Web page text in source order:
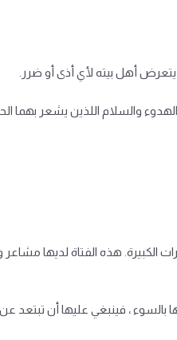
أهل بيته لأي أذى أو ضرر.
والسلام اللذين يشعر بهما
هذه الفتاة لديها مشاعر
بالسوء ، فينبغي عليها أن تبتعد